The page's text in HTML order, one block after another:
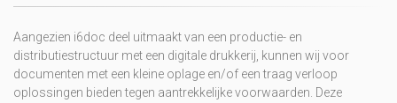
Aangezien i6doc deel uitmaakt van een productie- en
distributiestructuur met een digitale drukkerij, kunnen wij voor
documenten met een kleine oplage en/of een traag verloop
oplossingen bieden tegen aantrekkelijke voorwaarden. Deze